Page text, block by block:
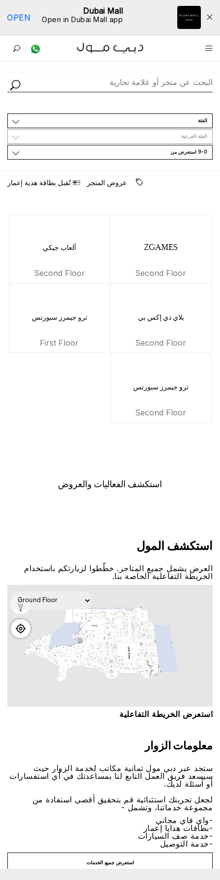
Dubai Mall
Open in Dubai Mall app
OPEN
ﺩﻟﻴﻞ اﻟﻤﺘﺎﺟﺮ
اﻟﻔﺌﺔ
اﻟﻔﺌﺔ اﻟﻔﺮﻋﻴﺔ
9-0 اﺳﺘﻌﺮﺽ ﻣﻦ
ﻋﺮﻭﺽ اﻟﻤﺘﺠﺮ ﺗُﻘﺒﻞ ﺑﻄﺎﻗﺔ ﻫﺪﻳﺔ ﺇﻋﻤﺎﺭ
ZGAMES
Second Floor
ألعاب جيكي
Second Floor
بلاي دي إكس بي
Second Floor
ترو جيمرز سبورتس
First Floor
ترو جيمرز سبورتس
Second Floor
اﺳﺘﻜﺸﻒ اﻟﻔﻌﺎﻟﻴﺎﺕ ﻭاﻟﻌﺮﻭﺽ
اﺳﺘﻜﺸﻒ اﻟﻤﻮﻝ
اﻟﻌﺮﺽ ﻳﺸﻤﻞ ﺟﻤﻴﻊ اﻟﻤﺘﺎﺟﺮ. ﺧﻄّﻄﻮا ﻟﺰﻳﺎﺭﺗﻜﻢ ﺑﺎﺳﺘﺨﺪاﻡ
اﻟﺨﺮﻳﻄﺔ اﻟﺘﻔﺎﻋﻠﻴﺔ اﻟﺨﺎﺻﺔ ﺑﻨﺎ.
اﺳﺘﻌﺮﺽ اﻟﺨﺮﻳﻄﺔ اﻟﺘﻔﺎﻋﻠﻴﺔ
ﻣﻌﻠﻮﻣﺎﺕ اﻟﺰﻭاﺭ
ﺳﺘﺠﺪ ﻋﺒﺮ ﺩﺑﻲ ﻣﻮﻝ ﺛﻤﺎﻧﻴﺔ ﻣﻜﺎﺗﺐ ﻟﺨﺪﻣﺔ اﻟﺰﻭاﺭ ﺣﻴﺚ
ﺳﻴﺴﻌﺪ ﻓﺮﻳﻖ اﻟﻌﻤﻞ اﻟﺘﺎﺑﻊ ﻟﻨﺎ ﺑﻤﺴﺎﻋﺪﺗﻚ ﻓﻲ ﺃﻱ اﺳﺘﻔﺴﺎﺭاﺕ
ﺃﻭ ﺃﺳﺌﻠﺔ ﻟﺪﻳﻚ.
ﻟﺠﻌﻞ ﺗﺠﺮﺑﺘﻚ اﺳﺘﺜﻨﺎﺋﻴﺔ ﻗﻢ ﺑﺘﺤﻘﻴﻖ ﺃﻗﺼﻰ اﺳﺘﻔﺎﺩﺓ ﻣﻦ
ﻣﺠﻤﻮﻋﺔ ﺧﺪﻣﺎﺗﻨﺎ، ﻭﺗﺸﻤﻞ -
-ﻭاﻱ ﻓﺎﻱ ﻣﺠﺎﻧﻲ
-ﺑﻄﺎﻗﺎﺕ ﻫﺪاﻳﺎ ﺇﻋﻤﺎﺭ
-ﺧﺪﻣﺔ ﺻﻒ اﻟﺴﻴﺎﺭاﺕ
-ﺧﺪﻣﺔ اﻟﺘﻮﺻﻴﻞ
اﺳﺘﻌﺮﺽ ﺟﻤﻴﻊ اﻟﺨﺪﻣﺎﺕ